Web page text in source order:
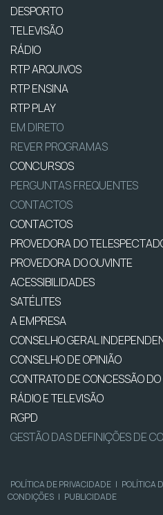
DESPORTO
TELEVISÃO
RÁDIO
RTP ARQUIVOS
RTP ENSINA
RTP PLAY
EM DIRETO
REVER PROGRAMAS
CONCURSOS
PERGUNTAS FREQUENTES
CONTACTOS
CONTACTOS
PROVEDORA DO
PROVEDORA DO OUVINTE
ACESSIBILIDADES
SATÉLITES
A EMPRESA
CONSELHO GERAL
CONSELHO DE OPINIÃO
CONTRATO DE CONCESSÃO
RÁDIO E TELEVISÃO
RGPD
GESTÃO DAS DEFINIÇÕES DE
POLÍTICA DE PRIVACIDADE | POLÍTICA
CONDIÇÕES | PUBLICIDADE